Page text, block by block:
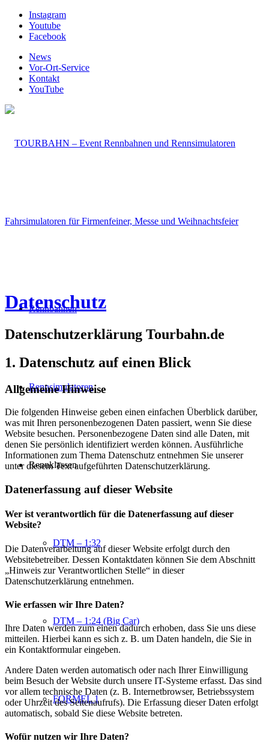
Instagram
Youtube
Facebook
News
Vor-Ort-Service
Kontakt
YouTube
Rennbahnen
Rennsimulatoren
Rennklassen
DTM – 1:32
DTM – 1:24 (Big Car)
FORMEL 1
Datenschutz
Datenschutz­erklärung Tourbahn.de
1. Datenschutz auf einen Blick
Allgemeine Hinweise
Die folgenden Hinweise geben einen einfachen Überblick darüber,
was mit Ihren personenbezogenen Daten passiert, wenn Sie diese
Website besuchen. Personenbezogene Daten sind alle Daten, mit
denen Sie persönlich identifiziert werden können. Ausführliche
Informationen zum Thema Datenschutz entnehmen Sie unserer
unter diesem Text aufgeführten Datenschutzerklärung.
Datenerfassung auf dieser Website
Wer ist verantwortlich für die Datenerfassung auf dieser
Website?
Die Datenverarbeitung auf dieser Website erfolgt durch den
Websitebetreiber. Dessen Kontaktdaten können Sie dem Abschnitt
„Hinweis zur Verantwortlichen Stelle“ in dieser
Datenschutzerklärung entnehmen.
Wie erfassen wir Ihre Daten?
Ihre Daten werden zum einen dadurch erhoben, dass Sie uns diese
mitteilen. Hierbei kann es sich z. B. um Daten handeln, die Sie in
ein Kontaktformular eingeben.
Andere Daten werden automatisch oder nach Ihrer Einwilligung
beim Besuch der Website durch unsere IT-Systeme erfasst. Das sind
vor allem technische Daten (z. B. Internetbrowser, Betriebssystem
oder Uhrzeit des Seitenaufrufs). Die Erfassung dieser Daten erfolgt
automatisch, sobald Sie diese Website betreten.
Wofür nutzen wir Ihre Daten?